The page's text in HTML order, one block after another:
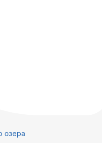
озера